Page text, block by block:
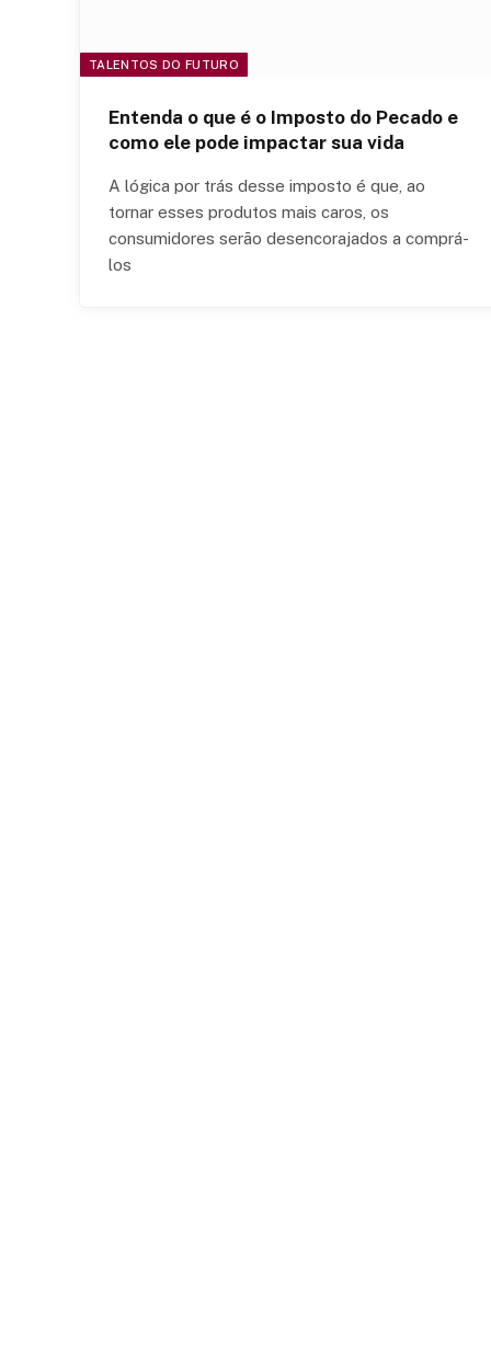
TALENTOS DO FUTURO
Entenda o que é o Imposto do Pecado e
como ele pode impactar sua vida
A lógica por trás desse imposto é que, ao
tornar esses produtos mais caros, os
consumidores serão desencorajados a comprá-
los